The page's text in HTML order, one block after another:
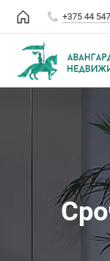
+375 44